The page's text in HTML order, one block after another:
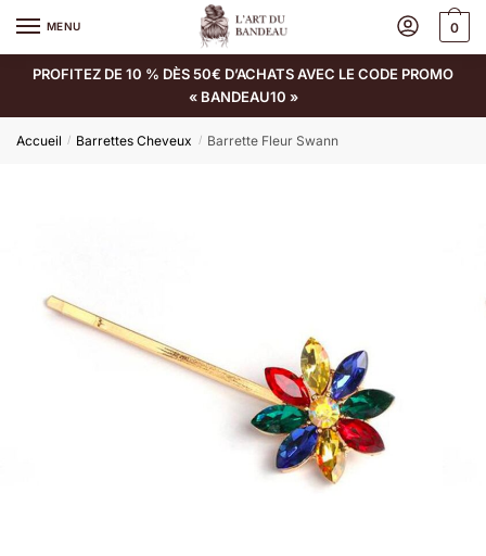
MENU 0
PROFITEZ DE 10 % DÈS 50€ D’ACHATS AVEC LE CODE PROMO
« BANDEAU10 »
Accueil / Barrettes Cheveux / Barrette Fleur Swann